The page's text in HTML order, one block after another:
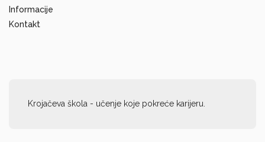
Informacije
Kontakt
Krojačeva škola - učenje koje pokreće karijeru.